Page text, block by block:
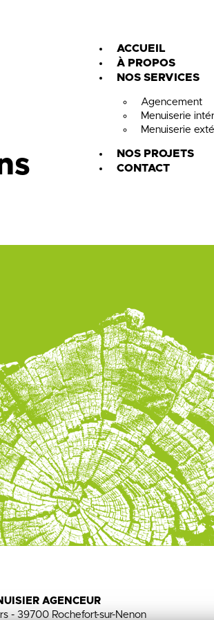
ACCUEIL
À PROPOS
NOS SERVICES
Agencement
Menuiserie
Menuiserie
NOS PROJETS
CONTACT
AGENCEUR
- 39700 Rochefort-sur-Nenon